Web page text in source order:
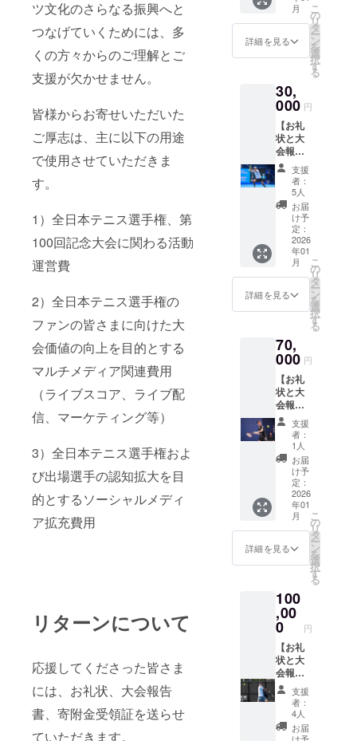
ツ文化のさらなる振興へと
つなげていくためには、多
くの方々からのご理解とご
支援が欠かせません。
皆様からお寄せいただいた
ご厚志は、主に以下の用途
で使用させていただきま
す。
1）全日本テニス選手権、第
100回記念大会に関わる活動
運営費
2）全日本テニス選手権の
ファンの皆さまに向けた大
会価値の向上を目的とする
マルチメディア関連費用
（ライブスコア、ライブ配
信、マーケティング等）
3）全日本テニス選手権およ
び出場選手の認知拡大を目
的とするソーシャルメディ
ア拡充費用
リターンについて
応援してくださった皆さま
には、お礼状、大会報告
書、寄附金受領証を送らせ
ていただきます。
べて同
じリ
となり
ます。
※寄附金
は日付
はJTA
へ入金
がある
2025年
12月の
日付と
なりま
す。発
送時期
は2026
年1月を
予定し
ていま
す。
ん。 ※
ご支援
途、シ
ステム
+消費税
22円）
が必要
となり
ます。
※このプ
ロジェ
クト
は、ご
寄附の
額にか
かわら
ず、す
べて同
じリ
となり
ます。
※寄附金
は日付
はJTA
へ入金
がある
2025年
12月の
日付と
なりま
す。発
送時期
は2026
年1月を
予定し
ていま
す。
りま
す。 ★
備考欄
載をお
願いい
たしま
す。 ※
共有い
ただい
た情報
は、上
記以外
の目的
では使
用いた
しませ
ん。 ※
ご支援
途、シ
ステム
+消費税
22円）
が必要
となり
ます。
※このプ
ロジェ
クト
は、ご
寄附の
額にか
かわら
ず、す
べて同
じリ
となり
ます。
※寄附金
は日付
はJTA
へ入金
がある
2025年
12月の
日付と
なりま
す。発
送時期
は2026
です。
【お願
い】 日
附受領
証明書
を発行
する公
益財団
法人と
して、
寄附者
全員の
氏名を
内閣府
に報告
する義
務があ
りま
す。 ★
備考欄
載をお
願いい
たしま
す。 ※
共有い
ただい
た情報
は、上
記以外
の目的
では使
用いた
しませ
ん。 ※
ご支援
途、シ
ステム
+消費税
22円）
が必要
となり
ます。
※このプ
ロジェ
クト
は、ご
寄附の
額にか
の電子
報告書
をお送
りしま
す。
金控除
の対象
となり
ます】
本プロ
ジェク
トへの
ご支援
は、純
粋支援
25,000
円の寄
附金控
除対象
です。
【お願
い】 日
附受領
証明書
を発行
する公
益財団
法人と
して、
寄附者
全員の
氏名を
内閣府
に報告
する義
務があ
りま
す。 ★
備考欄
載をお
願いい
たしま
す。 ※
共有い
ただい
た情報
は、上
記以外
の目的
では使
月
詳細を見る
こ
の
リ
タ
ー
ン
を
選
択
す
る
30,
000 円
【お礼
状と大
会報告
書】 感
謝の気
持ちを
込め
て、お
礼状と
100回記
念大会
の電子
報告書
をお送
りしま
す。
金控除
の対象
となり
ます】
本プロ
ジェク
トへの
ご支援
は、純
粋支援
30,000
円の寄
附金控
除対象
です。
【お願
い】 日
附受領
証明書
を発行
する公
益財団
法人と
して、
寄附者
全員の
氏名を
内閣府
に報告
支援
者：
5人
お届
け予
定：
2026
年01
月
詳細を見る
こ
の
リ
タ
ー
ン
を
選
択
す
る
70,
000 円
【お礼
状と大
会報告
書】 感
謝の気
持ちを
込め
て、お
礼状と
100回記
念大会
の電子
報告書
をお送
りしま
す。
金控除
の対象
にはな
りま
す】 本
プロ
ジェク
トへの
ご支援
は、純
粋支援
70,000
支援
者：
1人
お届
け予
定：
2026
年01
月
詳細を見る
こ
の
リ
タ
ー
ン
を
選
択
す
る
100
,00
0 円
【お礼
状と大
会報告
書】 感
謝の気
持ちを
込め
て、お
支援
者：
4人
お届